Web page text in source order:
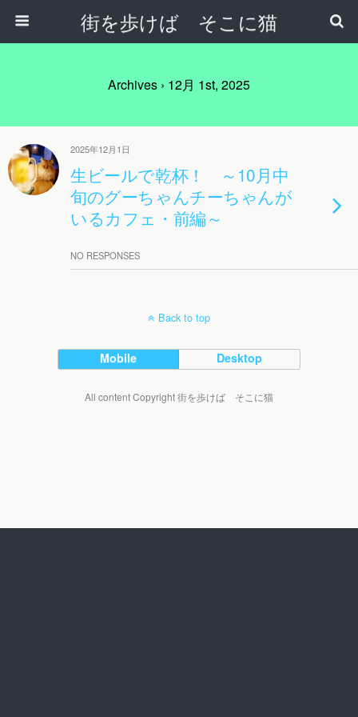
街を歩けば そこに猫
Archives › 12月 1st, 2025
2025年12月1日
生ビールで乾杯！ ～10月中
旬のグーちゃんチーちゃんが
いるカフェ・前編～
NO RESPONSES
Back to top
Mobile Desktop
All content Copyright 街を歩けば そこに猫